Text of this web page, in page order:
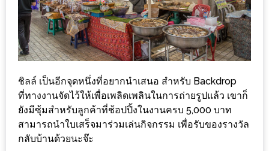
ไหม?
แวะ
ไป
ผิง
ไฟ
อุ่นๆ
ปิ้ง
มาร์ช
เมล
ชิลล์ เป็นอีกจุดหนึ่งที่อยากนำเสนอ สำหรับ Backdrop
ที่ทางงานจัดไว้ให้เพื่อเพลิดเพลินในการถ่ายรูปแล้ว เขาก็
ยังมีซุ้มสำหรับลูกค้าที่ช้อปปิ้งในงานครบ 5,000 บาท
สามารถนำใบเสร็จมาร่วมเล่นกิจกรรม เพื่อรับของรางวัล
กลับบ้านด้วยนะจ๊ะ